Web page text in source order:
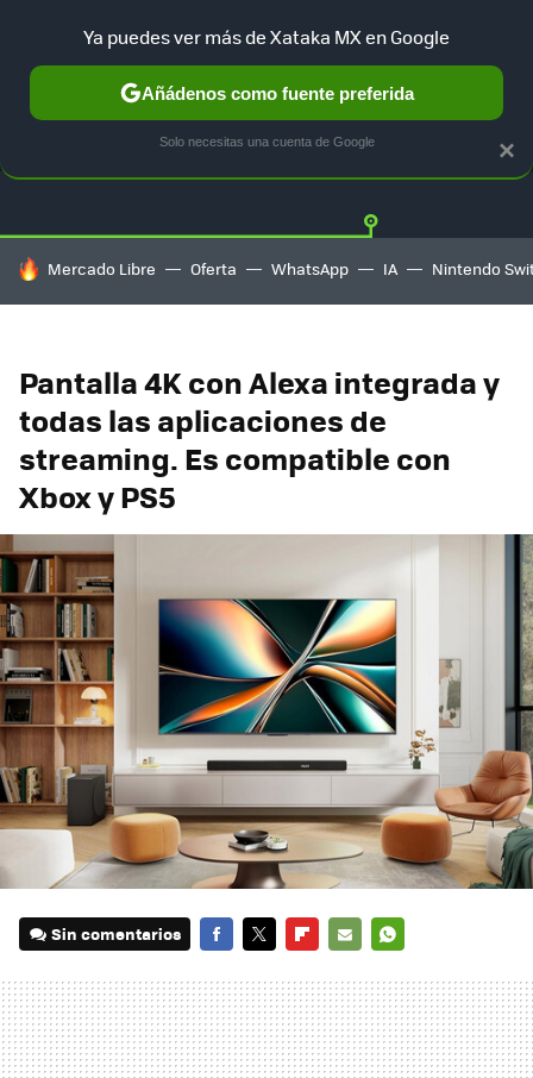
GUÍA DE COMPRAS MERCADO LIBRE
HOY SE HABLA DE
Mercado Libre Oferta WhatsApp IA Nintendo
Pantalla 4K con Alexa integrada y
todas las aplicaciones de
streaming. Es compatible con
Xbox y PS5
Sin comentarios
MAIL
×
Ya puedes ver más de Xataka MX en Google
Añádenos como fuente preferida
Solo necesitas una cuenta de Google